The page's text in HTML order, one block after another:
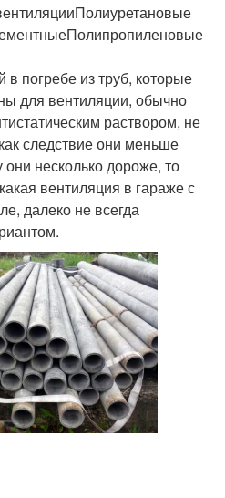
погребе из труб, которые
для вентиляции, обычно
раствором, не
следствие они меньше
несколько дороже, то
вентиляция в гараже с
далеко не всегда